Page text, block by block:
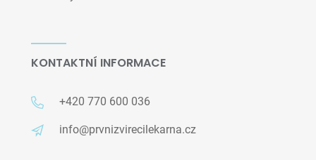
KONTAKTNÍ INFORMACE
+420 770 600 036
info@prvnizvirecilekarna.cz